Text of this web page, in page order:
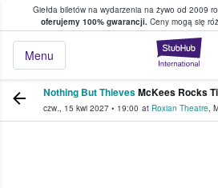
Giełda biletów na wydarzenia na żywo od 2009
oferujemy 100% gwarancji. Ceny mogą się
Menu
w którym fani i
Nothing But ThievesMcKees Rocks
czw., 15 kwi 2027 • 19:00 at Roxian Theatre,